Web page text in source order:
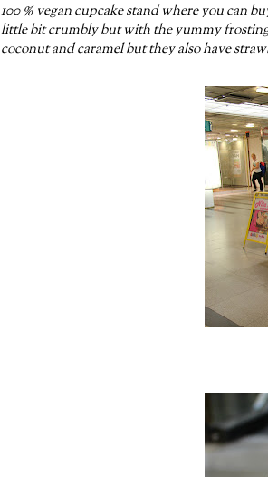
100 % vegan cupcake stand where you can
little bit crumbly but with the yummy
coconut and caramel but they also have